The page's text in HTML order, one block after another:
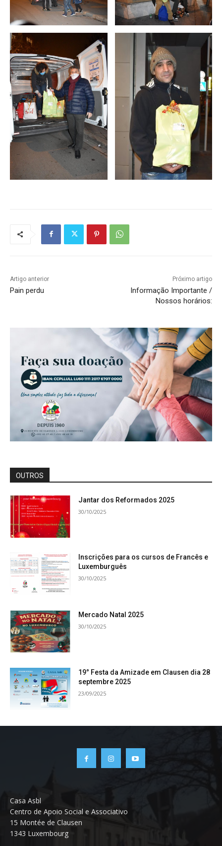
Artigo anterior
Pain perdu
Próximo artigo
Informação Importante /
Nossos horários:
OUTROS
Jantar dos Reformados 2025
30/10/2025
Inscrições para os cursos de Francês e
Luxemburguês
30/10/2025
Mercado Natal 2025
30/10/2025
19° Festa da Amizade em Clausen dia 28
septembre 2025
23/09/2025
Casa Asbl
Centro de Apoio Social e Associativo
15 Montée de Clausen
1343 Luxembourg